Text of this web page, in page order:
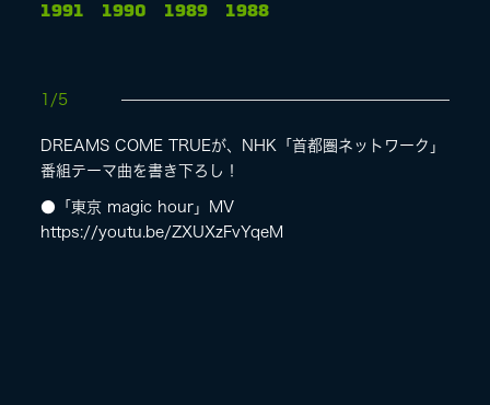
1991 1990 1989 1988
1/5
DREAMS COME TRUEが、NHK「首都圏ネットワーク」
番組テーマ曲を書き下ろし！
●「東京 magic hour」MV
https://youtu.be/ZXUXzFvYqeM